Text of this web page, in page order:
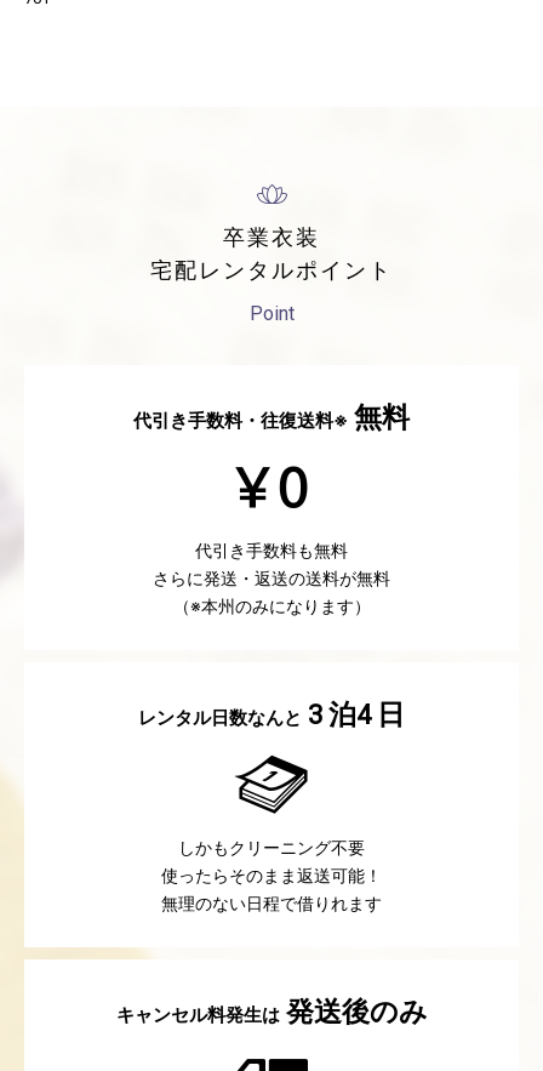
卒業衣装
宅配レンタルポイント
Point
代引き手数料・往復送料※ 無料
代引き手数料も無料
さらに発送・返送の送料が無料
（※本州のみになります）
レンタル日数なんと 3 泊4 日
しかもクリーニング不要
使ったらそのまま返送可能！
無理のない日程で借りれます
キャンセル料発生は 発送後のみ